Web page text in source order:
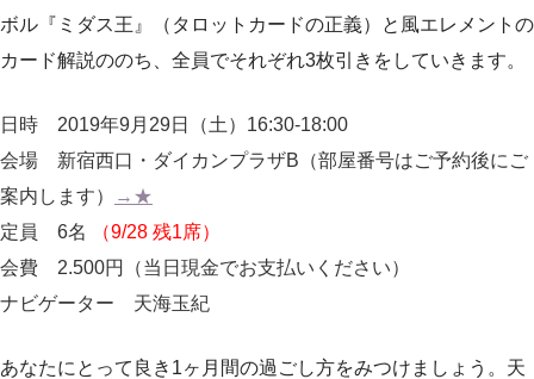
ボル『ミダス王』（タロットカードの正義）と風エレメントの
カード解説ののち、全員でそれぞれ3枚引きをしていきます。
日時 2019年9月29日（土）16:30-18:00
会場 新宿西口・ダイカンプラザB（部屋番号はご予約後にご
案内します）
→★
定員 6名
（9/28 残1席）
会費 2.500円（当日現金でお支払いください）
ナビゲーター 天海玉紀
あなたにとって良き1ヶ月間の過ごし方をみつけましょう。天